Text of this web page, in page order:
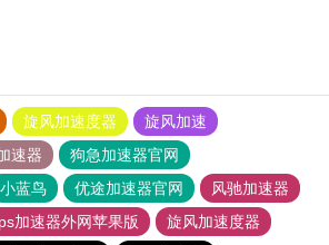
旋风加速度器
旋风加速
速器
狗急加速器官网
小蓝鸟 优途加速器官网
风驰加速器
加速器外网苹果版
旋风加速度器